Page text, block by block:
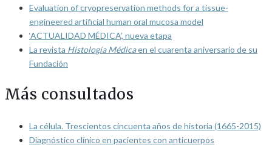
Evaluation of cryopreservation methods for a tissue-
engineered artificial human oral mucosa model
‘ACTUALIDAD MÉDICA’, nueva etapa
La revista Histología Médicaen el cuarenta aniversario de su
Fundación
Más consultados
La célula. Trescientos cincuenta años de historia (1665-2015)
Diagnóstico clínico en pacientes con anticuerpos